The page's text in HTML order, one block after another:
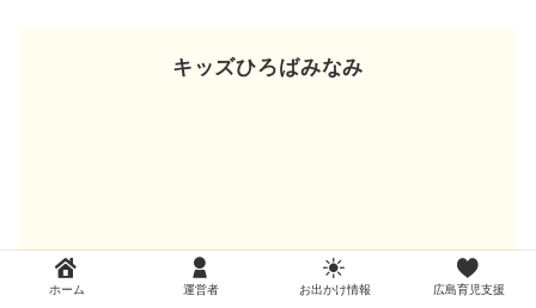
キッズひろばみなみ
ホーム 運営者 お出かけ情報 広島育児支援